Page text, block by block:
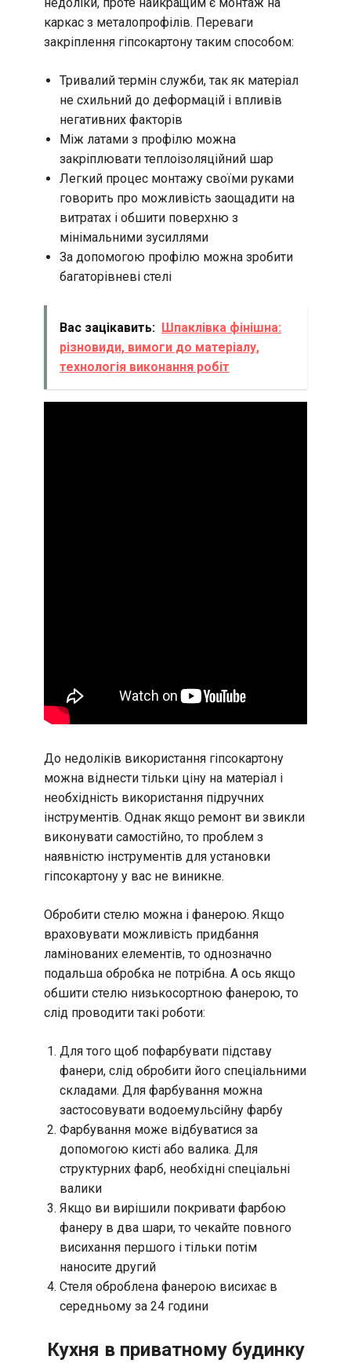
каркас з металопрофілів. Переваги
закріплення гіпсокартону таким способом:
Тривалий термін служби, так як матеріал
не схильний до деформацій і впливів
негативних факторів
Між латами з профілю можна
закріплювати теплоізоляційний шар
Легкий процес монтажу своїми руками
говорить про можливість заощадити на
витратах і обшити поверхню з
мінімальними зусиллями
За допомогою профілю можна зробити
багаторівневі стелі
Вас зацікавить: Шпаклівка фінішна:
різновиди, вимоги до матеріалу,
технологія виконання робіт
До недоліків використання гіпсокартону
можна віднести тільки ціну на матеріал і
необхідність використання підручних
інструментів. Однак якщо ремонт ви звикли
виконувати самостійно, то проблем з
наявністю інструментів для установки
гіпсокартону у вас не виникне.
Обробити стелю можна і фанерою. Якщо
враховувати можливість придбання
ламінованих елементів, то однозначно
подальша обробка не потрібна. А ось якщо
обшити стелю низькосортною фанерою, то
слід проводити такі роботи:
Для того щоб пофарбувати підставу
фанери, слід обробити його спеціальними
складами. Для фарбування можна
застосовувати водоемульсійну фарбу
Фарбування може відбуватися за
допомогою кисті або валика. Для
структурних фарб, необхідні спеціальні
валики
Якщо ви вирішили покривати фарбою
фанеру в два шари, то чекайте повного
висихання першого і тільки потім
наносите другий
Стеля оброблена фанерою висихає в
середньому за 24 години
Кухня в приватному будинку